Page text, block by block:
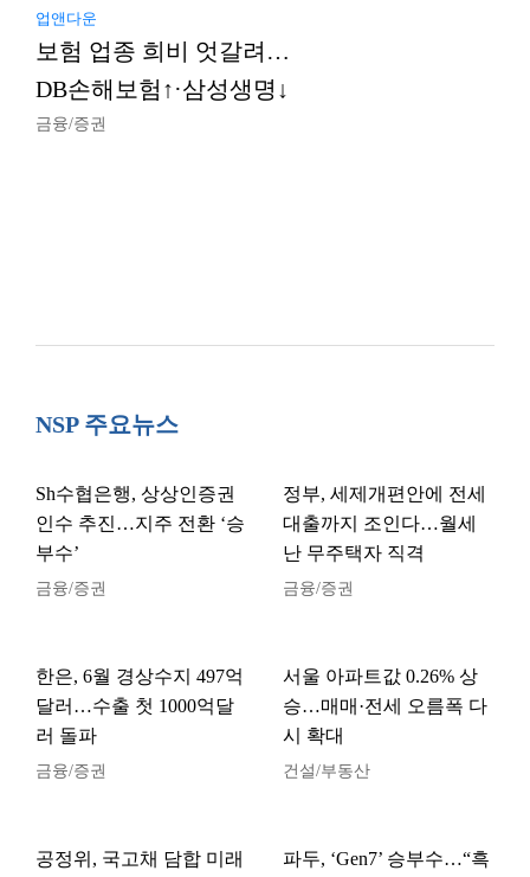
업앤다운
보험 업종 희비 엇갈려…
DB손해보험↑·삼성생명↓
금융/증권
NSP 주요뉴스
Sh수협은행, 상상인증권
인수 추진…지주 전환 ‘승
부수’
금융/증권
정부, 세제개편안에 전세
대출까지 조인다…월세
난 무주택자 직격
금융/증권
한은, 6월 경상수지 497억
달러…수출 첫 1000억달
러 돌파
금융/증권
서울 아파트값 0.26% 상
승…매매·전세 오름폭 다
시 확대
건설/부동산
공정위, 국고채 담합 미래
파두, ‘Gen7’ 승부수…“흑